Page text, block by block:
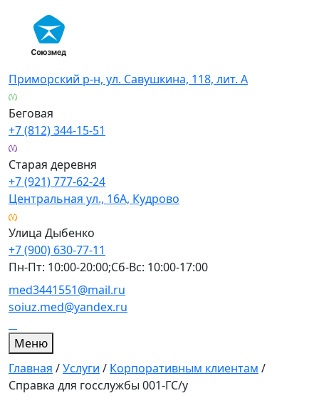
content
Приморский р-н, ул. Савушкина, 118, лит. А
Беговая
+7 (812) 344-15-51
Старая деревня
+7 (921) 777-62-24
Центральная ул., 16А, Кудрово
Улица Дыбенко
+7 (900) 630-77-11
Пн-Пт: 10:00-20:00;Сб-Вс: 10:00-17:00
med3441551@mail.ru
soiuz.med@yandex.ru
Меню
Главная /Услуги / Корпоративным клиентам /
Справка для госслужбы 001-ГС/у